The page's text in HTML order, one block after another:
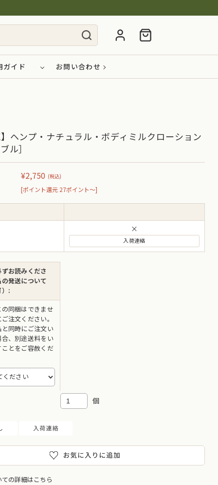
ガイド お問い合わせ
】ヘンプ・ナチュラル・ボディミルクローション
ル］
¥2,750 (税込)
[ポイント還元 27ポイント～]
×
ずお読みくださ
発送について
）:
同梱はできませ
注文ください。
と同時にご注文い
、別途送料をい
とをご容赦くだ
個
の詳細はこちら